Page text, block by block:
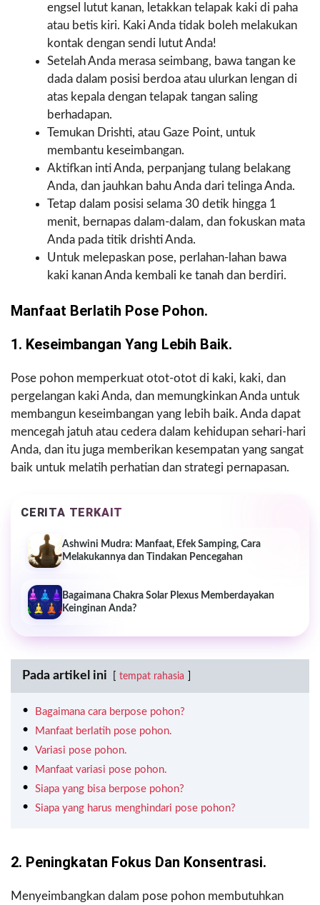
engsel lutut kanan, letakkan telapak kaki di paha
atau betis kiri. Kaki Anda tidak boleh melakukan
kontak dengan sendi lutut Anda!
Setelah Anda merasa seimbang, bawa tangan ke
dada dalam posisi berdoa atau ulurkan lengan di
atas kepala dengan telapak tangan saling
berhadapan.
Temukan Drishti, atau Gaze Point, untuk
membantu keseimbangan.
Aktifkan inti Anda, perpanjang tulang belakang
Anda, dan jauhkan bahu Anda dari telinga Anda.
Tetap dalam posisi selama 30 detik hingga 1
menit, bernapas dalam-dalam, dan fokuskan mata
Anda pada titik drishti Anda.
Untuk melepaskan pose, perlahan-lahan bawa
kaki kanan Anda kembali ke tanah dan berdiri.
Manfaat Berlatih Pose Pohon.
1. Keseimbangan Yang Lebih Baik.
Pose pohon memperkuat otot-otot di kaki, kaki, dan
pergelangan kaki Anda, dan memungkinkan Anda untuk
membangun keseimbangan yang lebih baik. Anda dapat
mencegah jatuh atau cedera dalam kehidupan sehari-hari
Anda, dan itu juga memberikan kesempatan yang sangat
baik untuk melatih perhatian dan strategi pernapasan.
CERITA TERKAIT
Ashwini Mudra: Manfaat, Efek Samping, Cara
Melakukannya dan Tindakan Pencegahan
Bagaimana Chakra Solar Plexus Memberdayakan
Keinginan Anda?
Pada artikel ini tempat rahasia
Bagaimana cara berpose pohon?
Manfaat berlatih pose pohon.
Variasi pose pohon.
Manfaat variasi pose pohon.
Siapa yang bisa berpose pohon?
Siapa yang harus menghindari pose pohon?
2. Peningkatan Fokus Dan Konsentrasi.
Menyeimbangkan dalam pose pohon membutuhkan